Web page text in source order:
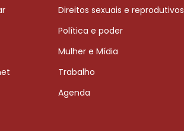
Direitos sexuais e reprodutivos
Política e poder
Mulher e Mídia
Trabalho
Agenda